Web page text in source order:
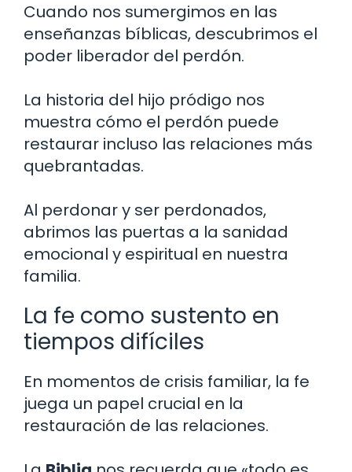
Cuando nos sumergimos en las
enseñanzas bíblicas, descubrimos el
poder liberador del perdón.
La historia del hijo pródigo nos
muestra cómo el perdón puede
restaurar incluso las relaciones más
quebrantadas.
Al perdonar y ser perdonados,
abrimos las puertas a la sanidad
emocional y espiritual en nuestra
familia.
La fe como sustento en
tiempos difíciles
En momentos de crisis familiar, la fe
juega un papel crucial en la
restauración de las relaciones.